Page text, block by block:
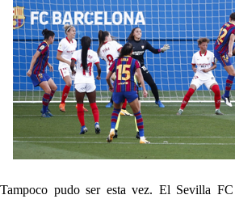
Opinión | "Carta abierta a Alberto
García
Análisis I Quién es y cómo juega
Endrick y Marc Bernal
destacadas del día
Tampoco pudo ser esta vez. El Sevilla FC